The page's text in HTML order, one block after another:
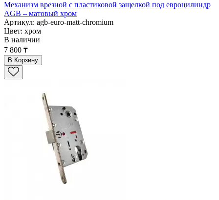
Механизм врезной с пластиковой защелкой под евроцилиндр
AGB – матовый хром
Артикул: agb-euro-matt-chromium
Цвет: хром
В наличии
7 800 ₸
В Корзину